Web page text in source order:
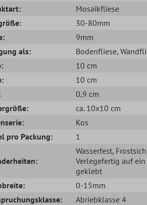
Mosaikfliese
30-80mm
9mm
als:
Bodenfliese,
10 cm
10 cm
0,9 cm
ca. 10x10 cm
Kos
pro Packung:
1
Wasserfest,
Verlegefertig auf
geklebt
0-15mm
Abriebklasse 4